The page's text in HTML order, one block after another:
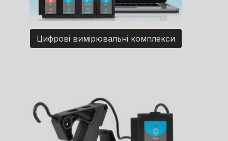
Цифрові вимірювальні комплекси